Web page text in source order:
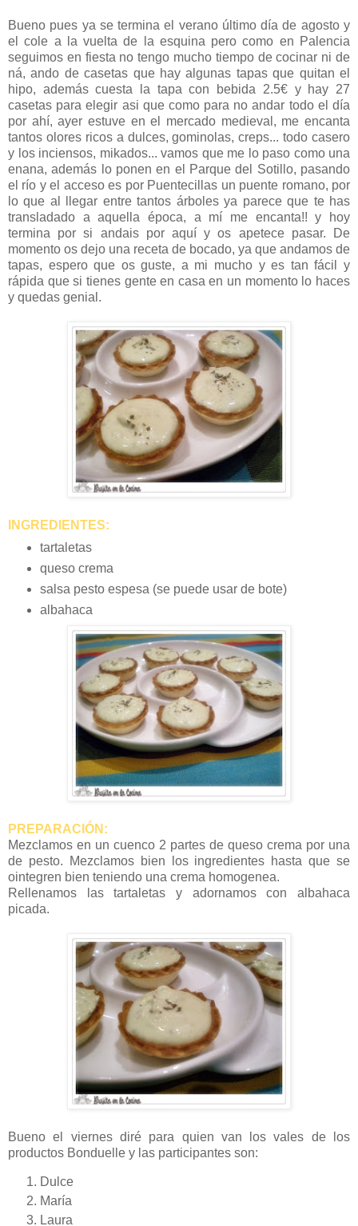
Bueno pues ya se termina el verano último día de agosto y
el cole a la vuelta de la esquina pero como en Palencia
seguimos en fiesta no tengo mucho tiempo de cocinar ni de
ná, ando de casetas que hay algunas tapas que quitan el
hipo, además cuesta la tapa con bebida 2.5€ y hay 27
casetas para elegir asi que como para no andar todo el día
por ahí, ayer estuve en el mercado medieval, me encanta
tantos olores ricos a dulces, gominolas, creps... todo casero
y los inciensos, mikados... vamos que me lo paso como una
enana, además lo ponen en el Parque del Sotillo, pasando
el río y el acceso es por Puentecillas un puente romano, por
lo que al llegar entre tantos árboles ya parece que te has
transladado a aquella época, a mí me encanta!! y hoy
termina por si andais por aquí y os apetece pasar. De
momento os dejo una receta de bocado, ya que andamos de
tapas, espero que os guste, a mi mucho y es tan fácil y
rápida que si tienes gente en casa en un momento lo haces
y quedas genial.
INGREDIENTES:
tartaletas
queso crema
salsa pesto espesa (se puede usar de bote)
albahaca
PREPARACIÓN:
Mezclamos en un cuenco 2 partes de queso crema por una
de pesto. Mezclamos bien los ingredientes hasta que se
ointegren bien teniendo una crema homogenea.
Rellenamos las tartaletas y adornamos con albahaca
picada.
Bueno el viernes diré para quien van los vales de los
productos Bonduelle y las participantes son:
Dulce
María
Laura